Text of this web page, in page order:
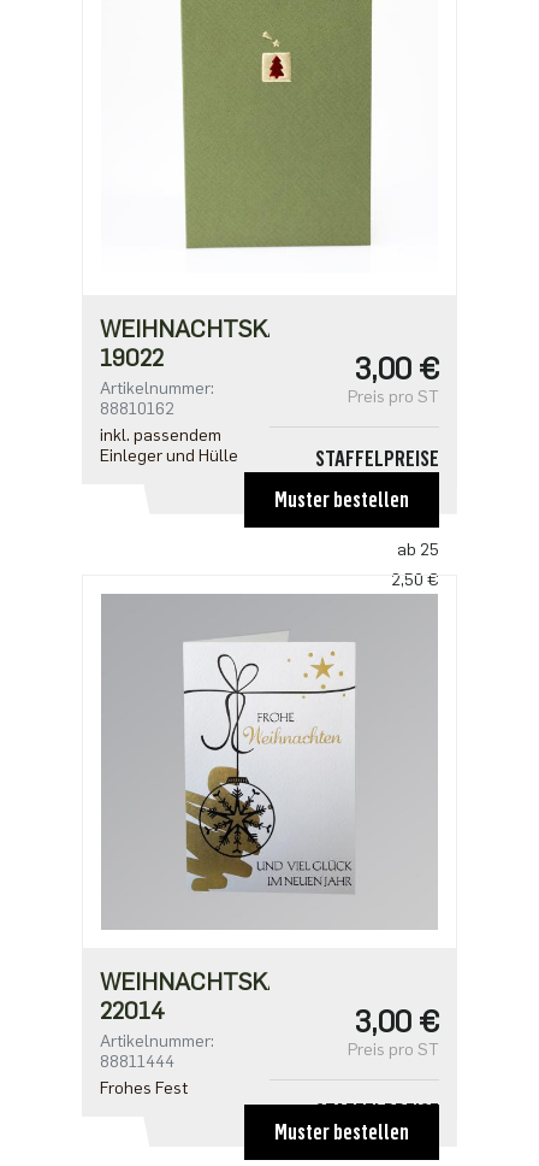
WEIHNACHTSKARTE
19022
Artikelnummer:
88810162
inkl. passendem
Einleger und Hülle
3,00 €
Preis pro ST
STAFFELPREISE
ab 25
2,50 €
Muster bestellen
WEIHNACHTSKARTE
22014
Artikelnummer:
88811444
Frohes Fest
3,00 €
Preis pro ST
STAFFELPREISE
ab 1
Muster bestellen